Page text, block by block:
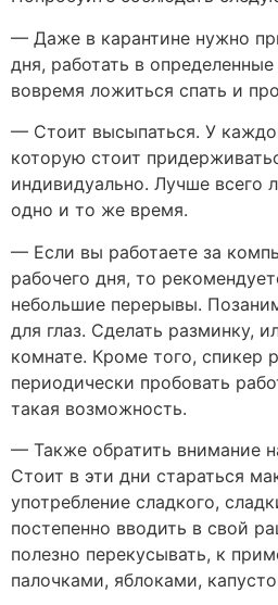
— Даже в карантине нужно
дня, работать в
вовремя ложиться спать и
— Стоит высыпаться. У
которую стоит
индивидуально. Лучше всего
одно и то же время.
— Если вы работаете за
рабочего дня, то
небольшие перерывы.
для глаз. Сделать разминку,
комнате. Кроме того, спикер
периодически пробовать
такая возможность.
— Также обратить внимание
Стоит в эти дни стараться
употребление сладкого,
постепенно вводить в свой
полезно перекусывать, к
палочками, яблоками,